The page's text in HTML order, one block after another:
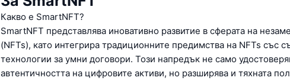
Какво е SmartNFT?
SmartNFT представлява иновативно развитие в сферата на
(NFTs), като интегрира традиционните предимства на NFTs със
технологии за умни договори. Този напредък не само
автентичността на цифровите активи, но разширява и тяхната